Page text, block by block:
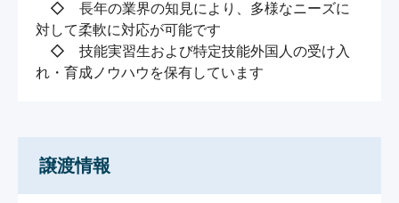
◇　長年の業界の知見により、多様なニーズに
対して柔軟に対応が可能です
◇　技能実習生および特定技能外国人の受け入
譲渡情報